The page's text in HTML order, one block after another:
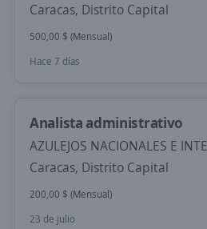
Caracas, Distrito Capital
500,00 $ (Mensual)
Hace 7 días
Analista administrativo
AZULEJOS NACIONALES E
Caracas, Distrito Capital
200,00 $ (Mensual)
23 de julio